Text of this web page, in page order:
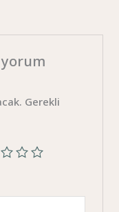
yorum
Gerekli